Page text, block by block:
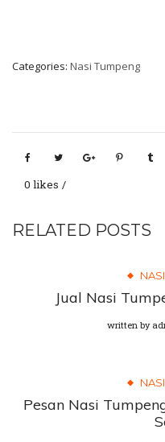
Categories: Nasi Tumpeng
0 likes
RELATED POSTS
Jual Nasi
written by
Pesan Nasi